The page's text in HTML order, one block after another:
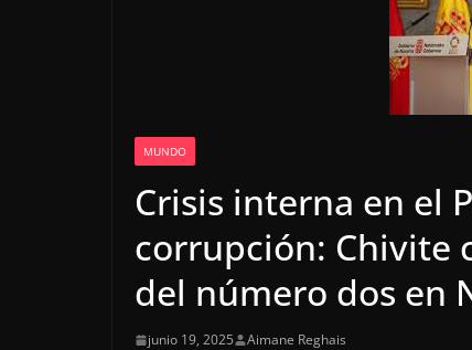
MUNDO
Crisis interna en el
corrupción: Chivite
del número dos en
junio 19, 2025 Aimane Reghais